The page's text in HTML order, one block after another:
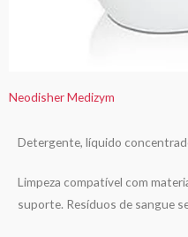
Neodisher Medizym
Detergente, líquido
Limpeza compatível com
suporte. Resíduos de sangue